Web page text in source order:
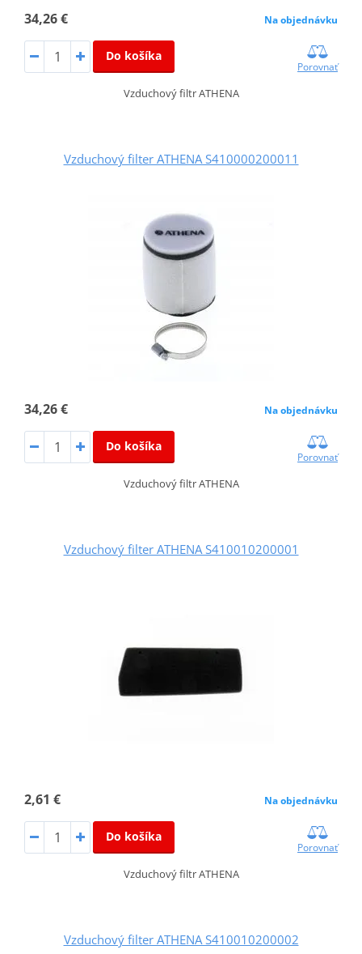
34,26 € Na objednávku
Do košíka
Porovnať
Vzduchový filtr ATHENA
Vzduchový filter ATHENA S410000200011
34,26 € Na objednávku
Do košíka
Porovnať
Vzduchový filtr ATHENA
Vzduchový filter ATHENA S410010200001
2,61 € Na objednávku
Do košíka
Porovnať
Vzduchový filtr ATHENA
Vzduchový filter ATHENA S410010200002